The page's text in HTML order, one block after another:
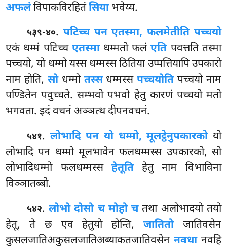
अफलंविपाकविरहितंसियाभवेय्य.
५३९-४०. पटिच्च पन एतस्मा, फलमेतीति पच्चयो
एकं धम्मं पटिच्च एतस्माधम्मतो फलंएतिपवत्तति तस्मा
पच्चयो, यो धम्मो यस्स धम्मस्स ठितिया उप्पत्तियापि उपकारो
नाम होति, सोधम्मो तस्सधम्मस्सपच्चयोतिपच्चयो नाम
पण्डितेन पवुच्चते. सम्भवो पभवो हेतु कारणं पच्चयो मतो
भगवता. इदं वचनं अञ्ञत्थ दीपनवचनं.
५४१. लोभादि पन यो धम्मो, मूलट्ठेनुपकारकोयो
लोभादि पन धम्मो मूलभावेन फलधम्मस्स उपकारको, सो
लोभादिधम्मो फलधम्मस्स हेतूतिहेतु नाम विभाविना
विञ्ञातब्बो.
५४२.लोभो दोसो च मोहो चतथा अलोभादयो तयो
हेतू, ते छ एव हेतुयो होन्ति, जातितोजातिवसेन
कुसलजातिअकुसलजातिअब्याकतजातिवसेन नवधानवहि